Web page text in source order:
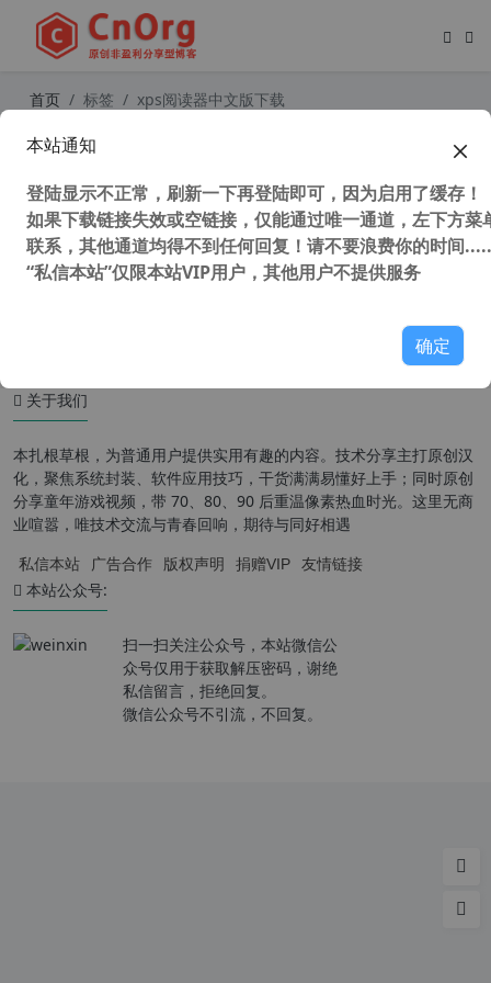
首页 标签 xps阅读器中文版下载
独家汉化 XPS转PDF工具 和 XPS阅读
关于我们
本扎根草根，为普通用户提供实用有趣的内容。技术分享主打原创汉
化，聚焦系统封装、软件应用技巧，干货满满易懂好上手；同时原创
分享童年游戏视频，带 70、80、90 后重温像素热血时光。这里无商
业喧嚣，唯技术交流与青春回响，期待与同好相遇
私信本站 广告合作 版权声明 捐赠VIP 友情链接
本站公众号:
扫一扫关注公众号，本站微信公
众号仅用于获取解压密码，谢绝
私信留言，拒绝回复。
微信公众号不引流，不回复。
本站通知
登陆显示不正常，刷新一下再登陆即可，因为启用了缓存！
如果下载链接失效或空链接，仅能通过唯一通道，左下方菜
联系，其他通道均得不到任何回复！请不要浪费你的时间
“私信本站”仅限本站VIP用户，其他用户不提供服务
确定